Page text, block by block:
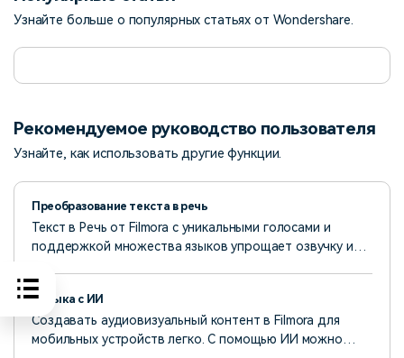
Узнайте больше о популярных статьях от Wondershare.
Рекомендуемое руководство пользователя
Узнайте, как использовать другие функции.
Преобразование текста в речь
Текст в Речь от Filmora с уникальными голосами и
поддержкой множества языков упрощает озвучку и
подходя для блогеров и новичков.
Музыка с ИИ
Создавать аудиовизуальный контент в Filmora для
мобильных устройств легко. С помощью ИИ можно